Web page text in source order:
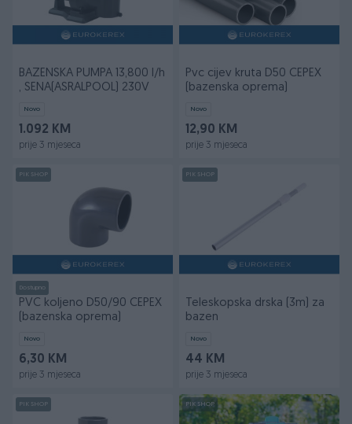
BAZENSKA PUMPA 13,800 l/h
, SENA(ASRALPOOL) 230V
Novo
1.092 KM
prije 3 mjeseca
Pvc cijev kruta D50 CEPEX
(bazenska oprema)
Novo
12,90 KM
prije 3 mjeseca
PIK SHOP
Dostupno
PVC koljeno D50/90 CEPEX
(bazenska oprema)
Novo
6,30 KM
prije 3 mjeseca
PIK SHOP
Teleskopska drska (3m) za
bazen
Novo
44 KM
prije 3 mjeseca
PIK SHOP PIK SHOP